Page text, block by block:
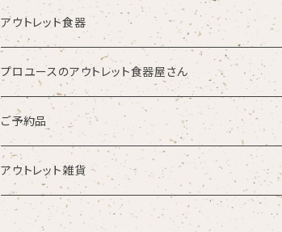
アウトレット食器
プロユースのアウトレット食器屋さん
お皿・プレート
鉢・ボウル
湯呑・カップ
ご予約品
アウトレット雑貨